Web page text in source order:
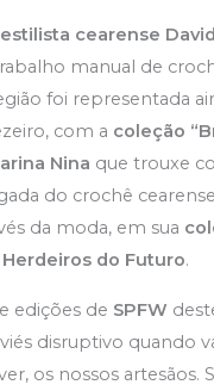
estilista cearense
manual de
foi representada
com a coleção
Nina que trouxe
do crochê
da moda, em sua
do Futuro.
edições de SPFW
disruptivo quando
os nossos artesãos.